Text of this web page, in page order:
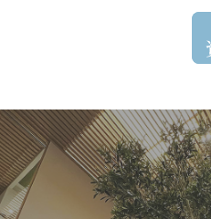
へ
ス
キ
ッ
プ
ョ
ン
に
移
動
資
求
問
い
合
わ
せ